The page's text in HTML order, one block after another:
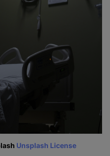
Unsplash License